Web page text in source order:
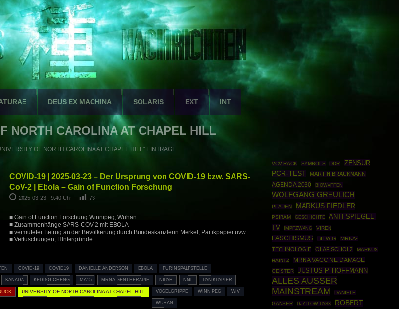
DEUS EX MACHINA SOLARIS EXT INT
NORTH CAROLINA AT CHAPEL HILL
OF NORTH CAROLINA AT CHAPEL HILL" EINTRÄGE
COVID-19 | 2025-03-23 – Der Ursprung von COVID-19 bzw. SARS-
CoV-2 | Ebola – Gain of Function Forschung
2025-03-23 - 9:40 Uhr 73
■ Gain of Function Forschung Winnipeg, Wuhan
■ Zusammenhänge SARS-COV-2 mit EBOLA
■ vermuteter Betrug an der Bevölkerung durch Bundeskanzlerin Merkel, Panikpapier uvw.
■ Vertuschungen, Hintergründe
COVID-19 COVID19 DANIELLE ANDERSON EBOLA FURINSPALTSTELLE
KANADA KEDING CHENG MA15 MRNA-GENTHERAPIE NIPAH NML PANIKPAPIER
UNIVERSITY OF NORTH CAROLINA AT CHAPEL HILL VOGELGRIPPE WINNIPEG WIV
WUHAN
VCV RACK SYMBOLS DDR
ZENSUR
PCR-TEST
MARTIN BRAUKMANN
AGENDA 2030 BIOWAFFEN
WOLFGANG GREULICH
PLAUEN MARKUS FIEDLER
PSIRAM GESCHICHTE
ANTI-SPIEGEL-
TV
IMPFZWANG VIREN
FASCHISMUS BITWIG
MRNA-
TECHNOLOGIE
OLAF SCHOLZ
MARKUS
HAINTZ
MRNA VACCINE DAMAGE
GEISTER JUSTUS P. HOFFMANN
ALLES AUSSER
MAINSTREAM
DANIELE
GANSER
DJATLOW PASS
ROBERT